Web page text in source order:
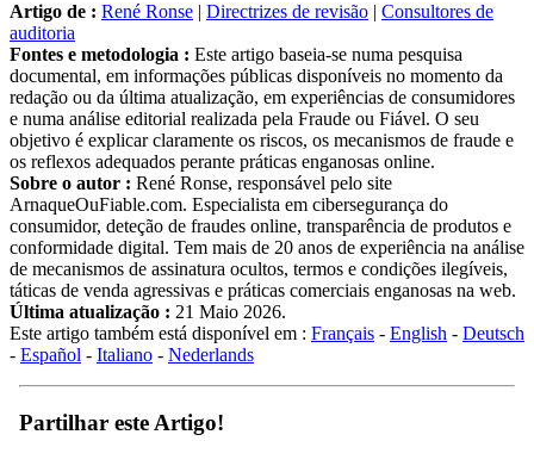
Artigo de : René Ronse | Directrizes de revisão | Consultores de
auditoria
Fontes e metodologia : Este artigo baseia-se numa pesquisa
documental, em informações públicas disponíveis no momento da
redação ou da última atualização, em experiências de consumidores
e numa análise editorial realizada pela Fraude ou Fiável. O seu
objetivo é explicar claramente os riscos, os mecanismos de fraude e
os reflexos adequados perante práticas enganosas online.
Sobre o autor : René Ronse, responsável pelo site
ArnaqueOuFiable.com. Especialista em cibersegurança do
consumidor, deteção de fraudes online, transparência de produtos e
conformidade digital. Tem mais de 20 anos de experiência na análise
de mecanismos de assinatura ocultos, termos e condições ilegíveis,
táticas de venda agressivas e práticas comerciais enganosas na web.
Última atualização : 21 Maio 2026.
Este artigo também está disponível em : Français - English - Deutsch
- Español - Italiano - Nederlands
Partilhar este Artigo!